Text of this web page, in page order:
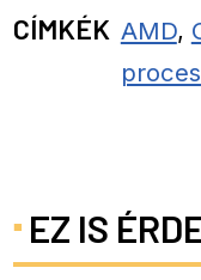
CÍMKÉK AMD,
EZ IS